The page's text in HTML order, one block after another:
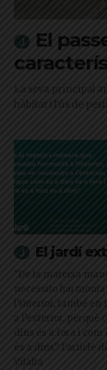
El
La seva principal
hàbitat i l'ús de
El jardí
"De la mateixa
necessito harmonia
l’interior, també en
a l’exterior, perquè
dins és a fora i com
és a dins": l'article
Vilalta